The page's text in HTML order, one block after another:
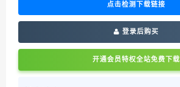
点击检测下载链接
登录后购买
开通会员特权全站免费下载